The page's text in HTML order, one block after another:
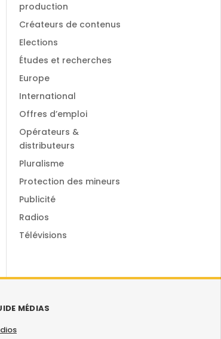
production
Créateurs de contenus
Elections
Études et recherches
Europe
International
Offres d’emploi
Opérateurs &
distributeurs
Pluralisme
Protection des mineurs
Publicité
Radios
Télévisions
MÉDIAS